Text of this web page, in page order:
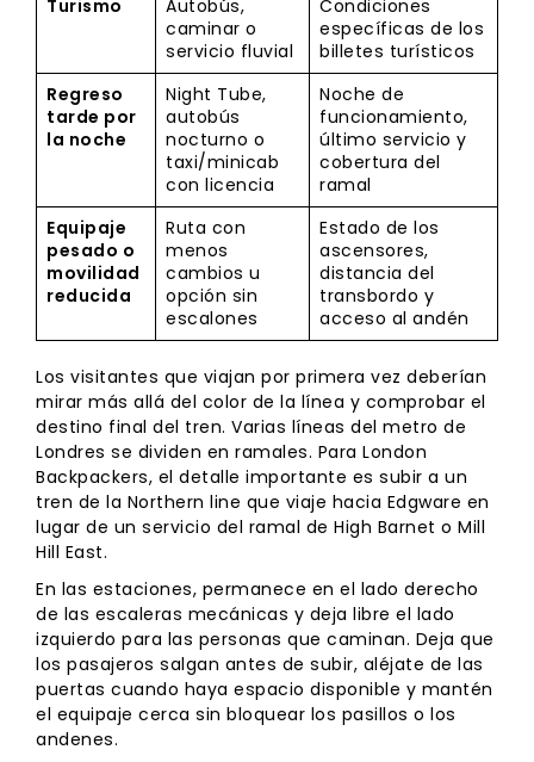
Turismo
Autobús,
caminar o
servicio fluvial
Condiciones
específicas de los
billetes turísticos
Regreso
tarde por
la noche
Night Tube,
autobús
nocturno o
taxi/minicab
con licencia
Noche de
funcionamiento,
último servicio y
cobertura del
ramal
Equipaje
pesado o
movilidad
reducida
Ruta con
menos
cambios u
opción sin
escalones
Estado de los
ascensores,
distancia del
transbordo y
acceso al andén
Los visitantes que viajan por primera vez deberían
mirar más allá del color de la línea y comprobar el
destino final del tren. Varias líneas del metro de
Londres se dividen en ramales. Para London
Backpackers, el detalle importante es subir a un
tren de la Northern line que viaje hacia Edgware en
lugar de un servicio del ramal de High Barnet o Mill
Hill East.
En las estaciones, permanece en el lado derecho
de las escaleras mecánicas y deja libre el lado
izquierdo para las personas que caminan. Deja que
los pasajeros salgan antes de subir, aléjate de las
puertas cuando haya espacio disponible y mantén
el equipaje cerca sin bloquear los pasillos o los
andenes.